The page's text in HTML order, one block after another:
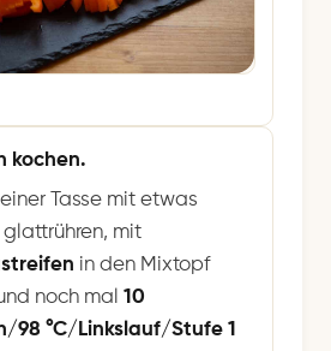
kochen.
Tasse mit etwas
glattrühren, mit
in den Mixtopf
noch mal 10
98 °C/Linkslauf/Stufe 1